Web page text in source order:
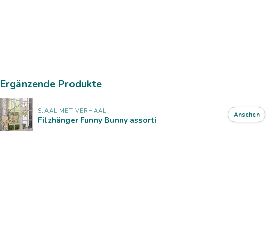
Ergänzende Produkte
SJAAL MET VERHAAL
Filzhänger Funny Bunny assorti Ansehen